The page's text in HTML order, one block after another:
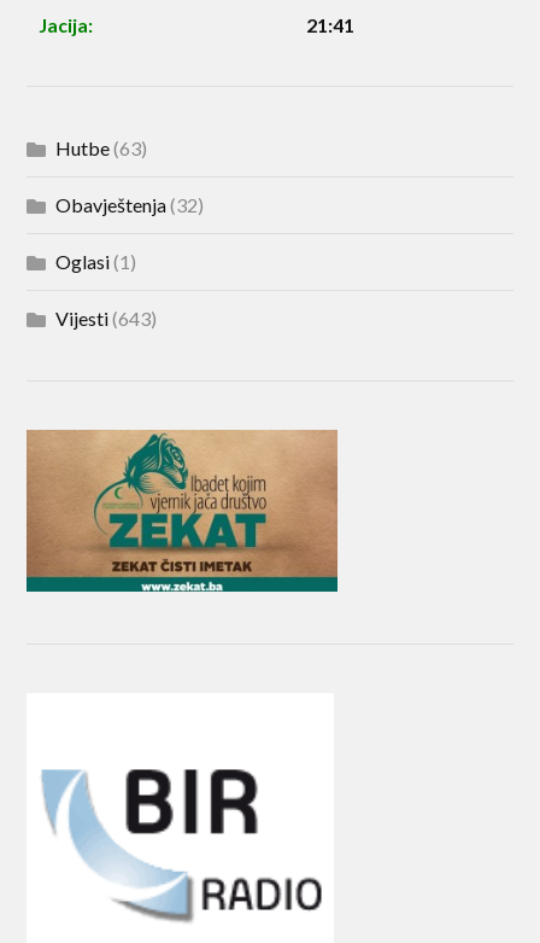
Jacija:
21:41
Hutbe(63)
Obavještenja(32)
Oglasi(1)
Vijesti(643)